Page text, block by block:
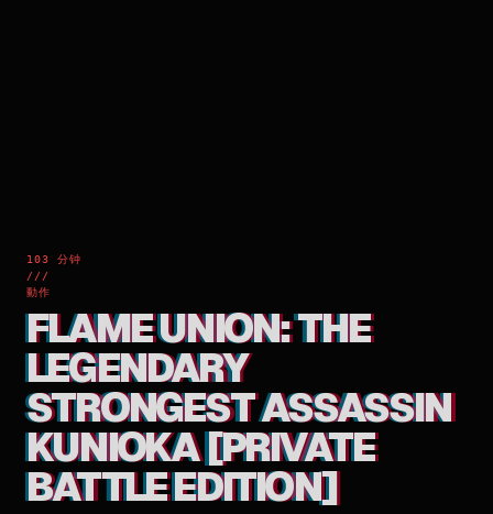
103 分钟
///
動作
FLAME UNION: THE
LEGENDARY
STRONGEST ASSASSIN
KUNIOKA [PRIVATE
BATTLE EDITION]